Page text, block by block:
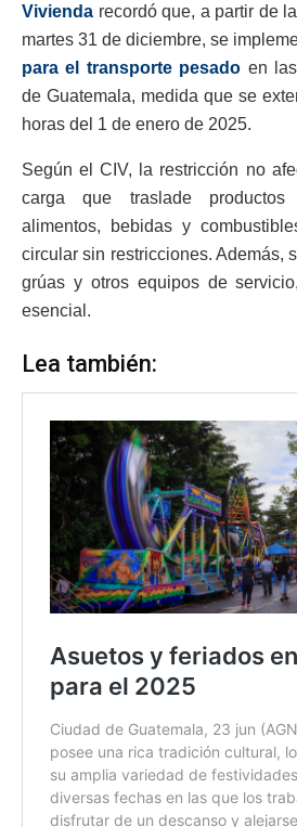
Vivienda recordó que, a partir de
martes 31 de diciembre, se
para el transporte pesado en
de Guatemala, medida que se
horas del 1 de enero de 2025.
Según el CIV, la restricción no
carga que traslade productos
alimentos, bebidas y
circular sin restricciones. Además,
grúas y otros equipos de
esencial.
Lea también: